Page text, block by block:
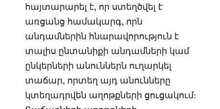
հայտարարել է, որ ստեղծվել է
առցանց համակարգ, որն
անդամներին հնարավորություն է
տալիս ընտանիքի անդամների կամ
ընկերների անուններն ուղարկել
տաճար, որտեղ այդ անունները
կտեղադրվեն աղոթքների ցուցակում: